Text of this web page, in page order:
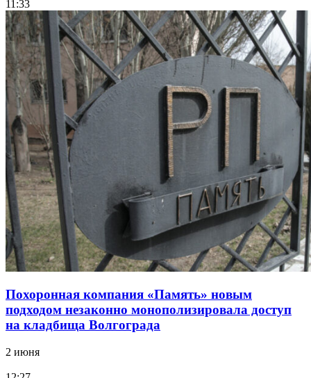
11:33
Похоронная компания «Память» новым
подходом незаконно монополизировала доступ
на кладбища Волгограда
2 июня